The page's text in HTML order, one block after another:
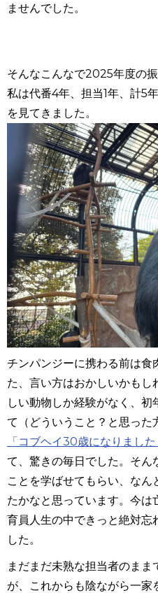
ませんでした。
そんなこんなで2025年度の
私は代番4年、担当1年、計5
を見てきました。
チンパンジーに携わる前は食
た、言い方はおかしいかもし
しい動物しか経験がなく、初
て（どういうこと？と思っ
「コブヘイ30歳になりました
て、驚きの毎日でした。そん
ことを学ばせてもらい、な
たかなと思っています。今は
育員人生の中できっと絶対忘
した。
まだまだ未熟な担当者のまま
が、これからも陰ながら一家